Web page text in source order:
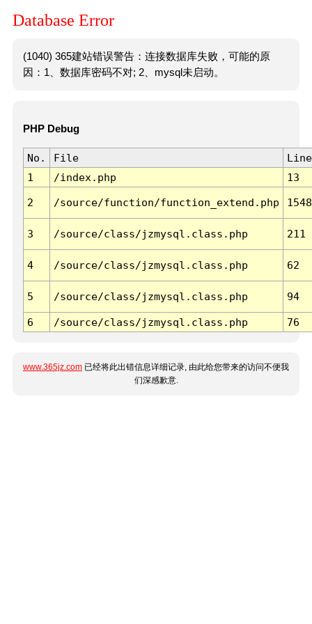
Database Error
(1040) 365建站错误警告：连接数据库失败，可能的原
因：1、数据库密码不对; 2、mysql未启动。
PHP Debug
No. File
Line
1
/index.php 13
2 /source/function/function_extend.php 1548
3 /source/class/jzmysql.class.php 211
4 /source/class/jzmysql.class.php 62
5 /source/class/jzmysql.class.php 94
6 /source/class/jzmysql.class.php 76
www.365jz.com 已经将此出错信息详细记录, 由此给您带来的访问不便我
们深感歉意.